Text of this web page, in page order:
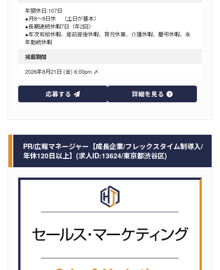
年間休日:107日
●月8〜9日休 （土日が基本）
●長期連続休暇7日（年2回）
●年次有給休暇、産前産後休暇、育児休業、介護休暇、慶弔休暇、永
年勤続休暇
掲載期間
2026年8月21日 (金) 6:00pm 〆
応募する 詳細を見る
PR/広報マネージャー【成長企業/フレックスタイム制導入/
年休120日以上】(求人ID:13624/東京都渋谷区)